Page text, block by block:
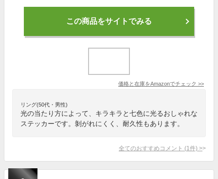
この商品をサイトでみる
価格と在庫をAmazonでチェック >>
リング(50代・男性)
光の当たり方によって、キラキラと七色に光るおしゃれな
ステッカーです。剝がれにくく、耐久性もあります。
全てのおすすめコメント (1 件) >